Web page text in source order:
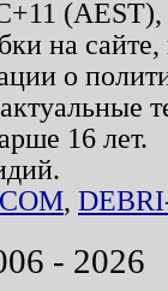
на
о
16 лет.
,
- 2026